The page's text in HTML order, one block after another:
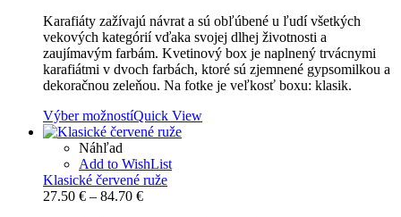
23.40 €
through
78.60 €
Karafiáty zažívajú návrat a sú obľúbené u ľudí všetkých
vekových kategórií vďaka svojej dlhej životnosti a
zaujímavým farbám. Kvetinový box je naplnený trvácnymi
karafiátmi v dvoch farbách, ktoré sú zjemnené gypsomilkou a
dekoračnou zeleňou. Na fotke je veľkosť boxu: klasik.
Výber možnostíQuick View
Náhľad
Add to WishList
Klasické červené ruže
27.50 € – 84.70 €Price